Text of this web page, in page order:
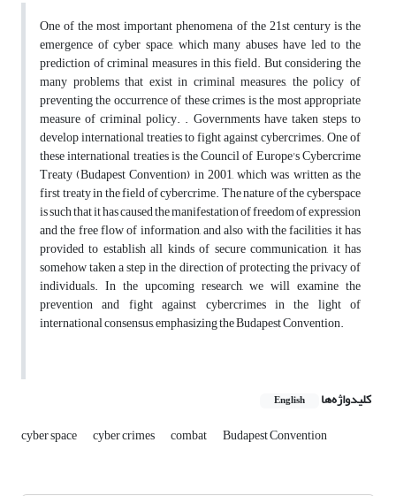
One of the most important phenomena of the 21st century is the
emergence of cyber space, which many abuses have led to the
prediction of criminal measures in this field. But considering the
many problems that exist in criminal measures, the policy of
preventing the occurrence of these crimes is the most appropriate
measure of criminal policy. . Governments have taken steps to
develop international treaties to fight against cybercrimes. One of
these international treaties is the Council of Europe's Cybercrime
Treaty (Budapest Convention) in 2001, which was written as the
first treaty in the field of cybercrime. The nature of the cyberspace
is such that it has caused the manifestation of freedom of expression
and the free flow of information, and also with the facilities it has
provided to establish all kinds of secure communication, it has
somehow taken a step in the direction of protecting the privacy of
individuals. In the upcoming research, we will examine the
prevention and fight against cybercrimes in the light of
international consensus, emphasizing the Budapest Convention.
کلیدواژه‌ها English
cyber space cyber crimes combat Budapest Convention